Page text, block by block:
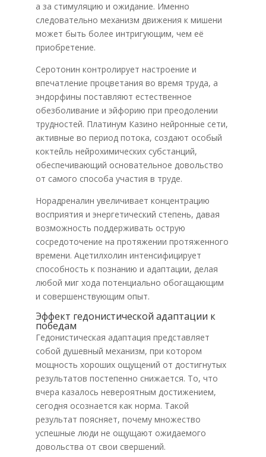
а за стимуляцию и ожидание. Именно
следовательно механизм движения к мишени
может быть более интригующим, чем её
приобретение.
Серотонин контролирует настроение и
впечатление процветания во время труда, а
эндорфины поставляют естественное
обезболивание и эйфорию при преодолении
трудностей. Платинум Казино нейронные сети,
активные во период потока, создают особый
коктейль нейрохимических субстанций,
обеспечивающий основательное довольство
от самого способа участия в труде.
Норадреналин увеличивает концентрацию
восприятия и энергетический степень, давая
возможность поддерживать острую
сосредоточение на протяжении протяженного
времени. Ацетилхолин интенсифицирует
способность к познанию и адаптации, делая
любой миг хода потенциально обогащающим
и совершенствующим опыт.
Эффект гедонистической адаптации к
победам
Гедонистическая адаптация представляет
собой душевный механизм, при котором
мощность хороших ощущений от достигнутых
результатов постепенно снижается. То, что
вчера казалось невероятным достижением,
сегодня осознается как норма. Такой
результат поясняет, почему множество
успешные люди не ощущают ожидаемого
довольства от свои свершений.